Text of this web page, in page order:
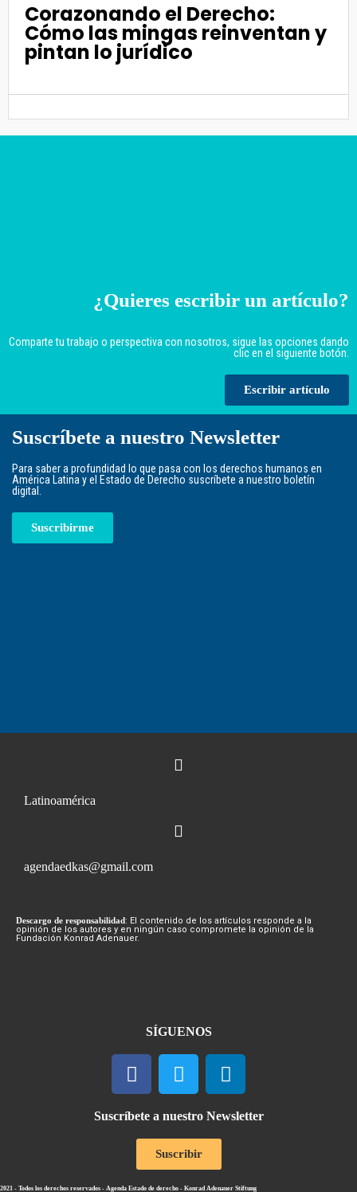
Corazonando el Derecho:
Cómo las mingas reinventan y
pintan lo jurídico
¿Quieres escribir un artículo?
Comparte tu trabajo o perspectiva con nosotros, sigue las opciones dando
clic en el siguiente botón.
Escribir artículo
Suscríbete a nuestro Newsletter
Para saber a profundidad lo que pasa con los derechos humanos en
América Latina y el Estado de Derecho suscríbete a nuestro boletín
digital.
Suscribirme
Latinoamérica
agendaedkas@gmail.com
Descargo de responsabilidad: El contenido de los artículos responde a la
opinión de los autores y en ningún caso compromete la opinión de la
Fundación Konrad Adenauer.
SÍGUENOS
Suscríbete a nuestro Newsletter
Suscribir
2021 - Todos los derechos reservados - Agenda Estado de derecho - Konrad Adenauer Stiftung